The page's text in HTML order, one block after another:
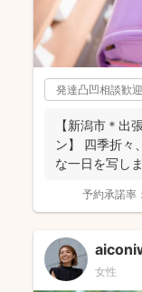
発達凸凹相談歓迎
【新潟市＊出
ン】 四季折々
な一日を写し
予約承諾率：
女性